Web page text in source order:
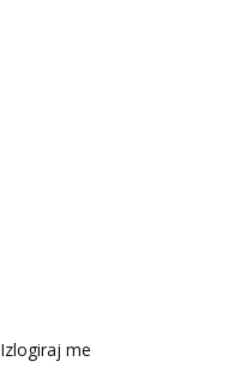
Izlogiraj me